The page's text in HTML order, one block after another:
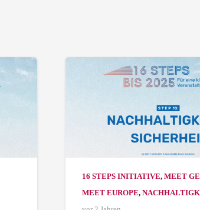
16 STEPS INITIATIVE, MEET
MEET EUROPE,